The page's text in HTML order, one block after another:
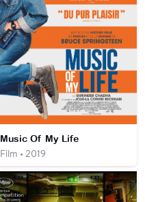
Music Of My Life
Film • 2019